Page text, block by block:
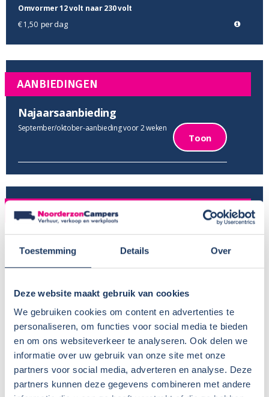
Toestemming Details Over
Deze website maakt gebruik van cookies
We gebruiken cookies om content en advertenties te
personaliseren, om functies voor social media te bieden
en om ons websiteverkeer te analyseren. Ook delen we
informatie over uw gebruik van onze site met onze
partners voor social media, adverteren en analyse. Deze
partners kunnen deze gegevens combineren met andere
Omvormer 12 volt naar 230 volt
€ 1,50 per dag
AANBIEDINGEN
Najaarsaanbieding
September/oktober-aanbieding voor 2 weken
Toon
VERHUUR
Type verhuur:
Particulier
Huisdieren:
Nee
Voor meer informatie, zie Camper huren met hond
Standaard haaltijd:
16.00 uur
Standaard retourtijd:
09.00 uur
Plaatsnaam:
Utrecht
Parkeren eigen auto:
Op terrein verhuurder